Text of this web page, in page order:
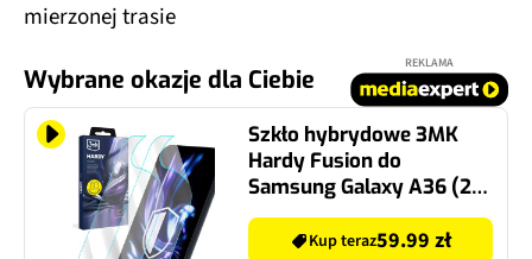
mierzonej trasie
Wybrane okazje dla Ciebie
REKLAMA
Szkło hybrydowe 3MK
Hardy Fusion do
Samsung Galaxy A36 (2
szt.)
Kup teraz59.99 zł